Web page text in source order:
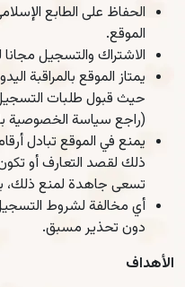
الحفاظ على الطابع
الموقع.
الاشتراك والتسجيل مجانا
يمتاز الموقع بالمراقبة
حيث قبول طلبات
(راجع سياسة الخصوصية
يمنع في الموقع تبادل
ذلك لقصد التعارف أو
تسعى جاهدة لمنع ذلك،
أي مخالفة لشروط
دون تحذير مسبق.
الأهداف